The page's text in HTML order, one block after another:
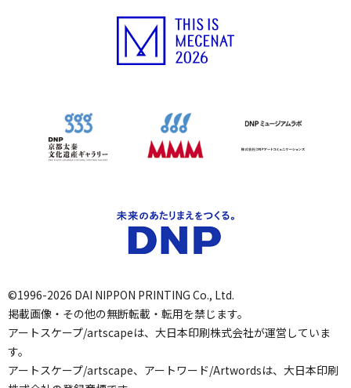
©1996-2026 DAI NIPPON PRINTING Co., Ltd.
掲載画像・その他の無断転載・転用を禁じます。
アートスケープ/artscapeは、大日本印刷株式会社が運営していま
す。
アートスケープ/artscape、アートワード/Artwordsは、大日本印刷